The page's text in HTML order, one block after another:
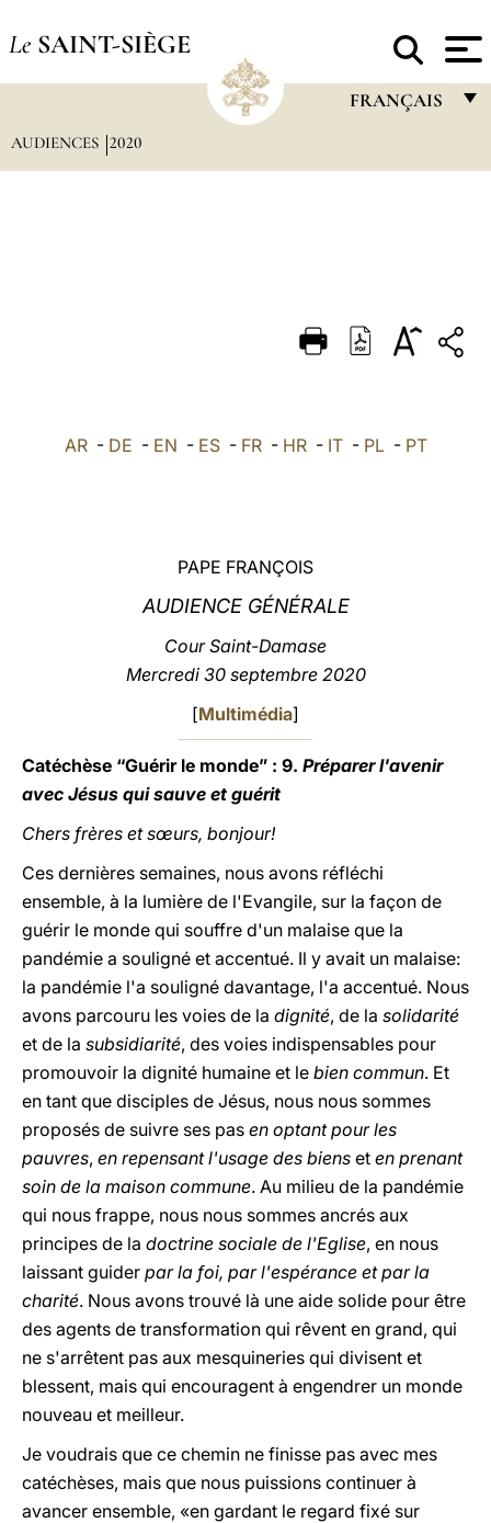
Le SAINT-SIÈGE
FRANÇAIS
DEUTSCH
العربيّة
AUDIENCES 2020
AR- DE - EN - ES- FR- HR- IT- PL- PT
PAPE FRANÇOIS
AUDIENCE GÉNÉRALE
Cour Saint-Damase
Mercredi 30 septembre 2020
[Multimédia]
Catéchèse “Guérir le monde” : 9. Préparer l'avenir
avec Jésus qui sauve et guérit
Chers frères et sœurs, bonjour!
Ces dernières semaines, nous avons réfléchi
ensemble, à la lumière de l'Evangile, sur la façon de
guérir le monde qui souffre d'un malaise que la
pandémie a souligné et accentué. Il y avait un malaise:
la pandémie l'a souligné davantage, l'a accentué. Nous
avons parcouru les voies de la dignité, de la solidarité
et de la subsidiarité, des voies indispensables pour
promouvoir la dignité humaine et le bien commun. Et
en tant que disciples de Jésus, nous nous sommes
proposés de suivre ses pas en optant pour les
pauvres, en repensant l'usage des biens et en prenant
soin de la maison commune. Au milieu de la pandémie
qui nous frappe, nous nous sommes ancrés aux
principes de la doctrine sociale de l'Eglise, en nous
laissant guider par la foi, par l'espérance et par la
charité. Nous avons trouvé là une aide solide pour être
des agents de transformation qui rêvent en grand, qui
ne s'arrêtent pas aux mesquineries qui divisent et
blessent, mais qui encouragent à engendrer un monde
nouveau et meilleur.
Je voudrais que ce chemin ne finisse pas avec mes
catéchèses, mais que nous puissions continuer à
avancer ensemble, «en gardant le regard fixé sur